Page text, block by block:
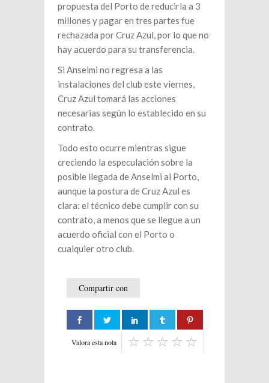
propuesta del Porto de reducirla a 3
millones y pagar en tres partes fue
rechazada por Cruz Azul, por lo que no
hay acuerdo para su transferencia.
Si Anselmi no regresa a las
instalaciones del club este viernes,
Cruz Azul tomará las acciones
necesarias según lo establecido en su
contrato.
Todo esto ocurre mientras sigue
creciendo la especulación sobre la
posible llegada de Anselmi al Porto,
aunque la postura de Cruz Azul es
clara: el técnico debe cumplir con su
contrato, a menos que se llegue a un
acuerdo oficial con el Porto o
cualquier otro club.
Compartir con
Valora esta nota